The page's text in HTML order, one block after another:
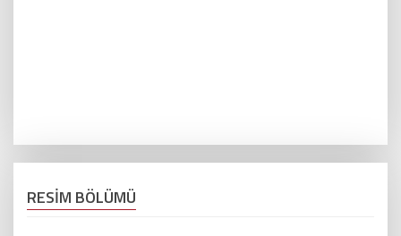
RESİM BÖLÜMÜ